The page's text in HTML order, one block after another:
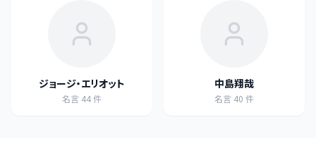
ジョージ・エリオット
名言 44件
中島翔哉
名言 40 件